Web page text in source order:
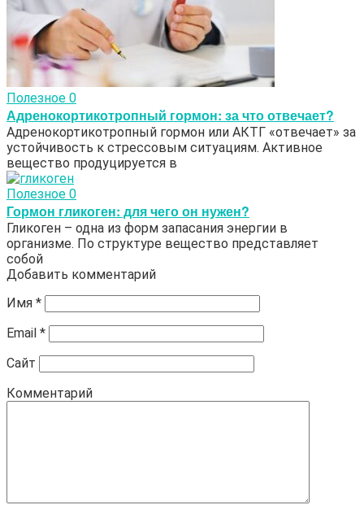
Полезное 0
Адренокортикотропный гормон: за что отвечает?
Адренокортикотропный гормон или АКТГ «отвечает» за
устойчивость к стрессовым ситуациям. Активное
вещество продуцируется в
Полезное 0
Гормон гликоген: для чего он нужен?
Гликоген – одна из форм запасания энергии в
организме. По структуре вещество представляет
собой
Добавить комментарий
Имя *
Email *
Сайт
Комментарий